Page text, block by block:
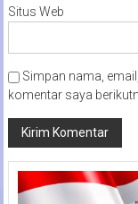
Situs Web
Simpan nama,
komentar saya